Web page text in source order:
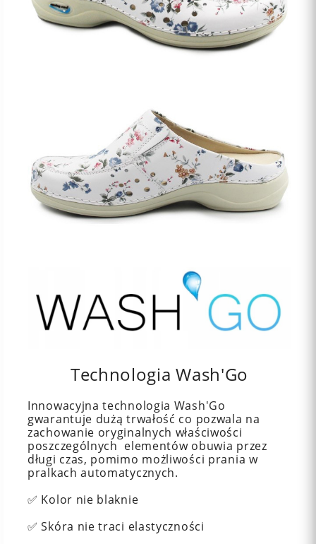
Technologia Wash'Go
Innowacyjna technologia Wash'Go
gwarantuje dużą trwałość co pozwala na
zachowanie oryginalnych właściwości
poszczególnych elementów obuwia przez
długi czas, pomimo możliwości prania w
pralkach automatycznych.
✅ Kolor nie blaknie
✅ Skóra nie traci elastyczności